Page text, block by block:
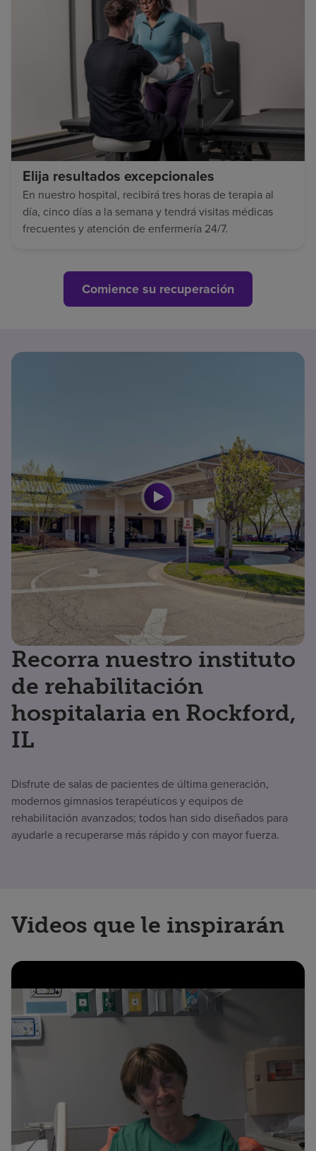
Elija resultados excepcionales
En nuestro hospital, recibirá tres horas de terapia al
día, cinco días a la semana y tendrá visitas médicas
frecuentes y atención de enfermería 24/7.
Comience su recuperación
Recorra nuestro instituto
de rehabilitación
hospitalaria en Rockford,
IL
Disfrute de salas de pacientes de última generación,
modernos gimnasios terapéuticos y equipos de
rehabilitación avanzados; todos han sido diseñados para
ayudarle a recuperarse más rápido y con mayor fuerza.
Videos que le inspirarán